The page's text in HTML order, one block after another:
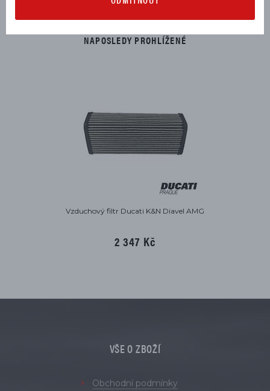
NAPOSLEDY PROHLÍŽENÉ
Vzduchový filtr Ducati K&N Diavel AMG
2 347 Kč
VŠE O ZBOŽÍ
Obchodní podmínky